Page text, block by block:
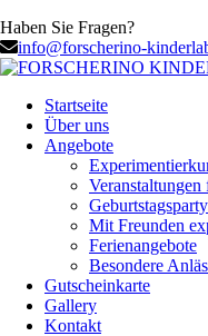
Haben Sie Fragen?
info@forscherino-
Startseite
Über uns
Angebote
Mit Freunden
Ferienangebote
Besondere
Gutscheinkarte
Gallery
Kontakt